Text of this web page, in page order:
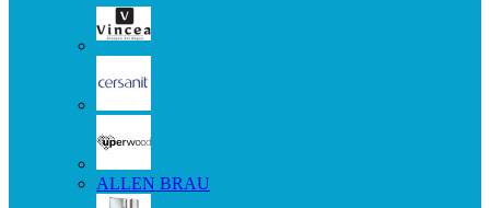
ALLEN BRAU